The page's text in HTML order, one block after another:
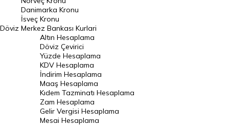
Kanada Doları Kuru
Norveç Kronu Kuru
İsveç Kronu Kuru
Japon Yeni Kuru
Serbest Piyasa Döviz Kurları
Merkez Bankası Döviz Kurları
Döviz
Danimarka Kronu
İsveç Kronu
Merkez Bankası Kurlari
Altın Hesaplama
Döviz Çevirici
Yüzde Hesaplama
KDV Hesaplama
İndirim Hesaplama
Maaş Hesaplama
Kıdem Tazminatı Hesaplama
Zam Hesaplama
Gelir Vergisi Hesaplama
Mesai Hesaplama